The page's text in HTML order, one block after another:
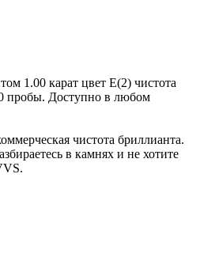
1.00 карат цвет E(2) чистота
пробы. Доступно в любом
чистота бриллианта.
в камнях и не хотите